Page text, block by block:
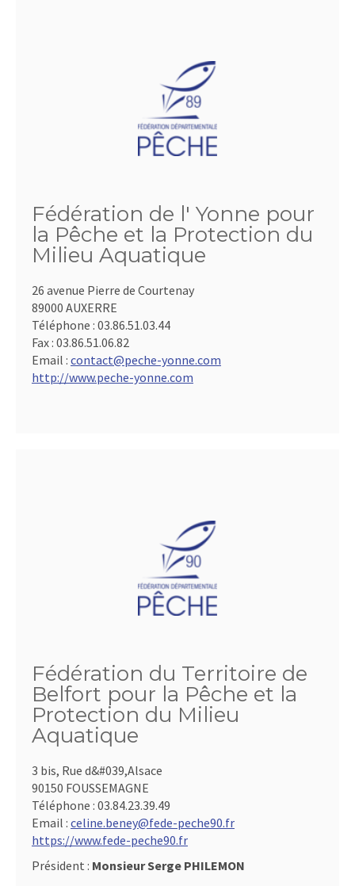
Fédération de l' Yonne pour
la Pêche et la Protection du
Milieu Aquatique
26 avenue Pierre de Courtenay
89000 AUXERRE
Téléphone : 03.86.51.03.44
Fax : 03.86.51.06.82
Email : contact@peche-yonne.com
http://www.peche-yonne.com
Fédération du Territoire de
Belfort pour la Pêche et la
Protection du Milieu
Aquatique
3 bis, Rue d&#039,Alsace
90150 FOUSSEMAGNE
Téléphone : 03.84.23.39.49
Email : celine.beney@fede-peche90.fr
https://www.fede-peche90.fr
Président : Monsieur Serge PHILEMON